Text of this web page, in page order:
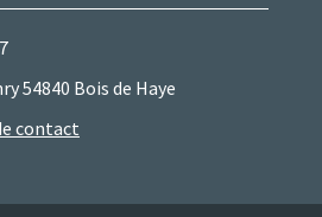
54840 Bois de Haye
contact